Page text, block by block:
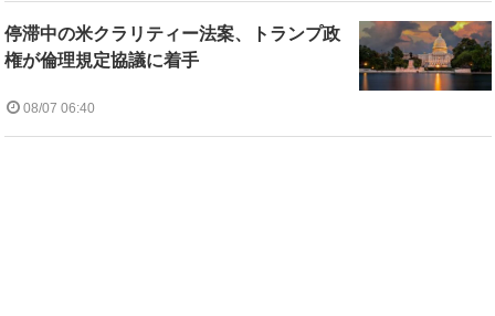
停滞中の米クラリティー法案、トランプ政
権が倫理規定協議に着手
08/07 06:40